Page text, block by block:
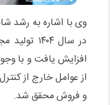
وی با اشاره به رشد
از عوامل خارج از
و فروش محقق شد.